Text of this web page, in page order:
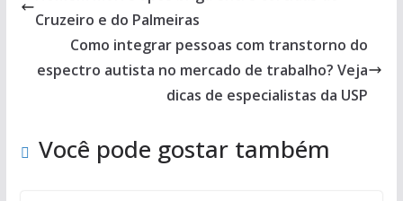
Cruzeiro e do Palmeiras
Como integrar pessoas com transtorno do
espectro autista no mercado de trabalho? Veja
dicas de especialistas da USP
Você pode gostar também